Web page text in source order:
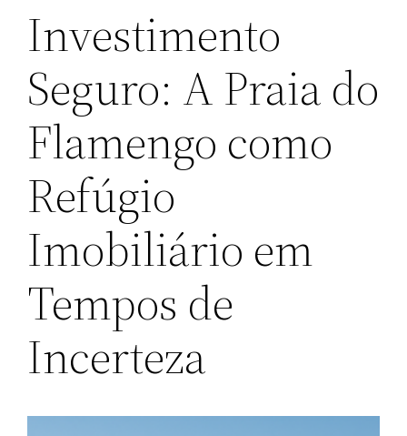
Investimento
Seguro: A Praia do
Flamengo como
Refúgio
Imobiliário em
Tempos de
Incerteza